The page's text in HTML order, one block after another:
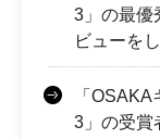
3」の最優
ビューを
「
3」の受賞